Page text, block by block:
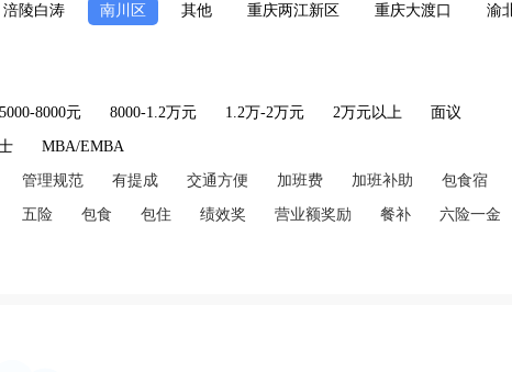
涪陵白涛 南川区 其他 重庆两江新区 重庆大渡口 渝
5000-8000元 8000-1.2万元 1.2万-2万元 2万元以上 面议
MBA/EMBA
管理规范 有提成 交通方便 加班费 加班补助 包食宿
五险 包食 包住 绩效奖 营业额奖励 餐补 六险一金